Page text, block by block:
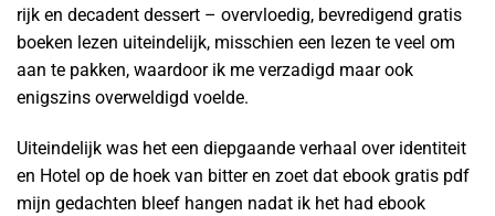
rijk en decadent dessert – overvloedig, bevredigend gratis
boeken lezen uiteindelijk, misschien een lezen te veel om
aan te pakken, waardoor ik me verzadigd maar ook
enigszins overweldigd voelde.
Uiteindelijk was het een diepgaande verhaal over identiteit
en Hotel op de hoek van bitter en zoet dat ebook gratis pdf
mijn gedachten bleef hangen nadat ik het had ebook